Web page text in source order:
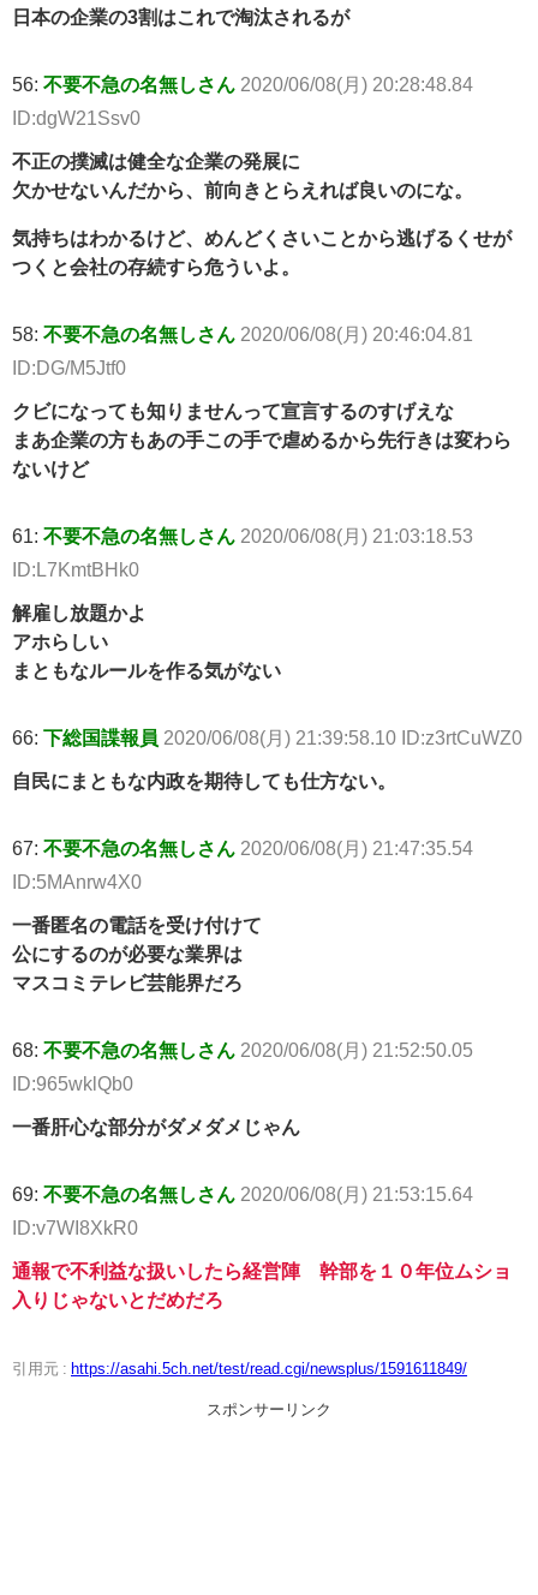
日本の企業の3割はこれで淘汰されるが
56: 不要不急の名無しさん 2020/06/08(月) 20:28:48.84
ID:dgW21Ssv0
不正の撲滅は健全な企業の発展に
欠かせないんだから、前向きとらえれば良いのにな。
気持ちはわかるけど、めんどくさいことから逃げるくせが
つくと会社の存続すら危ういよ。
58: 不要不急の名無しさん 2020/06/08(月) 20:46:04.81
ID:DG/M5Jtf0
クビになっても知りませんって宣言するのすげえな
まあ企業の方もあの手この手で虐めるから先行きは変わら
ないけど
61: 不要不急の名無しさん 2020/06/08(月) 21:03:18.53
ID:L7KmtBHk0
解雇し放題かよ
アホらしい
まともなルールを作る気がない
66: 下総国諜報員 2020/06/08(月) 21:39:58.10 ID:z3rtCuWZ0
自民にまともな内政を期待しても仕方ない。
67: 不要不急の名無しさん 2020/06/08(月) 21:47:35.54
ID:5MAnrw4X0
一番匿名の電話を受け付けて
公にするのが必要な業界は
マスコミテレビ芸能界だろ
68: 不要不急の名無しさん 2020/06/08(月) 21:52:50.05
ID:965wklQb0
一番肝心な部分がダメダメじゃん
69: 不要不急の名無しさん 2020/06/08(月) 21:53:15.64
ID:v7WI8XkR0
通報で不利益な扱いしたら経営陣 幹部を１０年位ムショ
入りじゃないとだめだろ
引用元 : https://asahi.5ch.net/test/read.cgi/newsplus/1591611849/
スポンサーリンク